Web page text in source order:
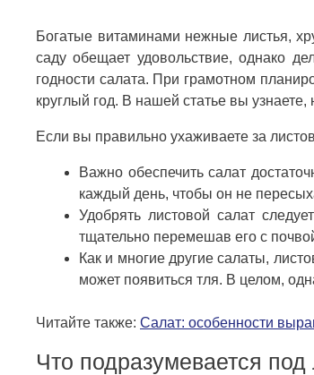
Богатые витаминами нежные листья,
саду обещает удовольствие, однако
годности салата. При грамотном
круглый год. В нашей статье вы
Если вы правильно ухаживаете за
Важно обеспечить салат
каждый день, чтобы он не
Удобрять листовой салат
тщательно перемешав его с
Как и многие другие салаты,
может появиться тля. В целом,
Читайте также: Салат: особенности
Что подразумевается